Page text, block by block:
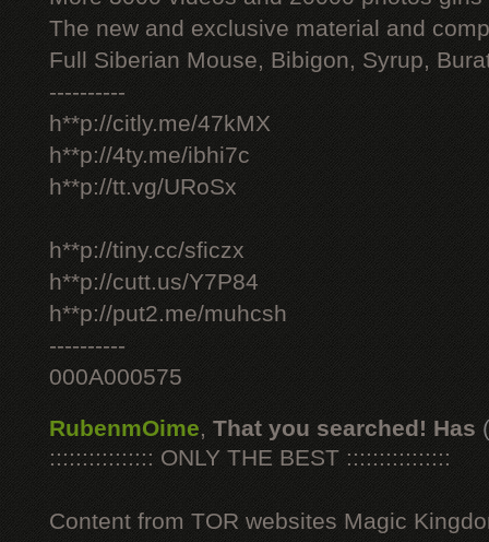
The new and exclusive material and
Full Siberian Mouse, Bibigon, Syrup,
----------
h**p://citly.me/47kMX
h**p://4ty.me/ibhi7c
h**p://tt.vg/URoSx
h**p://tiny.cc/sficzx
h**p://cutt.us/Y7P84
h**p://put2.me/muhcsh
----------
000A000575
RubenmOime, That you searched! Has
:::::::::::::::: ONLY THE BEST ::::::::::::::::
Content from TOR websites Magic